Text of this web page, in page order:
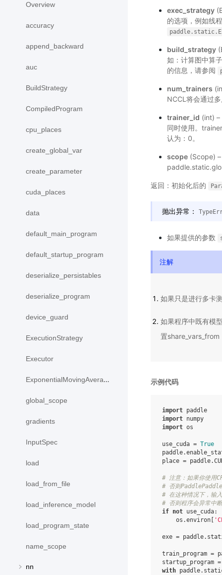
Overview
accuracy
append_backward
auc
BuildStrategy
CompiledProgram
cpu_places
create_global_var
create_parameter
cuda_places
data
default_main_program
default_startup_program
deserialize_persistables
deserialize_program
device_guard
ExecutionStrategy
Executor
ExponentialMovingAverage
global_scope
gradients
InputSpec
load
load_from_file
load_inference_model
load_program_state
name_scope
nn
exec_strategy
的选项，例如线
build_strategy
如：计算图中算
的信息，请参阅
num_trainers
NCCL将会通过
trainer_id (int) –
同时使用。
认为：0。
scope(Scope) –
返回：初始化后的
抛出异常：
如果提供的参数
注解
如果只是进行多卡
如果程序中既有模
置
示例代码
import paddle
import numpy
import os
use_cuda = True
paddle.
place = paddle.
# 注意：如果你使用
# 否则PaddlePaddle
# 在这种情况下，输
# 否则程序会异常中
if not use_cuda:
os .environ
exe = paddle.
train_program =
startup_program =
with paddle.